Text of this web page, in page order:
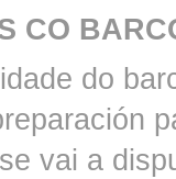
CO
do
vai a